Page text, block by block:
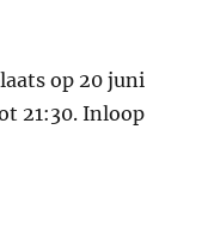
op 20 juni
21:30. Inloop